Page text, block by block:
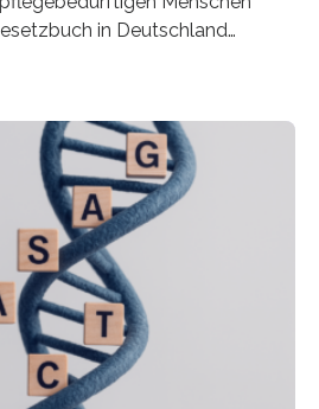
in Deutschland
der Pflegebedürftigen auf 9
des Deutschen Zentrums für
Berlin und der TU Dortmund
Besonderes Augenmerk
zwischen Angehörigen-
in und außerhalb des eigenen
im eigenen Haushalt richtet
und dies häufig im